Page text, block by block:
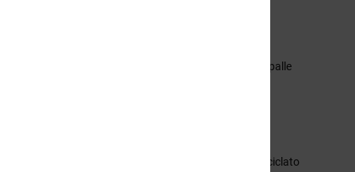
in scamoscio sbuffate centrate sul petto e sulle spalle
[Tessuto principale] 75% cotone, 25% cotone riciclato